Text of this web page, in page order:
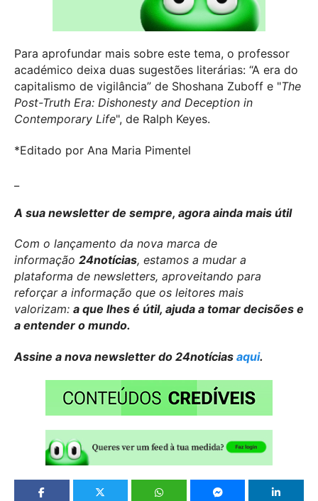
Para aprofundar mais sobre este tema, o professor
académico deixa duas sugestões literárias: “A era do
capitalismo de vigilância” de Shoshana Zuboff e "The
Post-Truth Era: Dishonesty and Deception in
Contemporary Life", de Ralph Keyes.
*Editado por Ana Maria Pimentel
A sua newsletter de sempre, agora ainda mais útil
Com o lançamento da nova marca de
informação 24notícias, estamos a mudar a
plataforma de newsletters, aproveitando para
reforçar a informação que os leitores mais
valorizam: a que lhes é útil, ajuda a tomar decisões e
a entender o mundo.
Assine a nova newsletter do 24notícias aqui.